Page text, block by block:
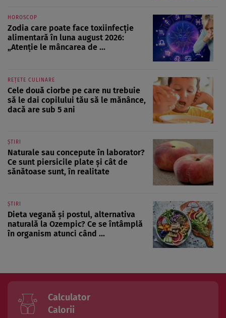
HOROSCOP
Zodia care poate face toxiinfecție
alimentară în luna august 2026:
„Atenție le mâncarea de ...
REȚETE CULINARE
Cele două ciorbe pe care nu trebuie
să le dai copilului tău să le mănânce,
dacă are sub 5 ani
ȘTIRI
Naturale sau concepute în laborator?
Ce sunt piersicile plate și cât de
sănătoase sunt, în realitate
ȘTIRI
Dieta vegană și postul, alternativa
naturală la Ozempic? Ce se întâmplă
în organism atunci când ...
Calculator
Calorii